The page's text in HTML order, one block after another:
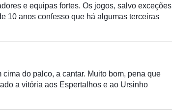
e equipas fortes. Os jogos, salvo exceções
10 anos confesso que há algumas terceiras
cima do palco, a cantar. Muito bom, pena que
a vitória aos Espertalhos e ao Ursinho